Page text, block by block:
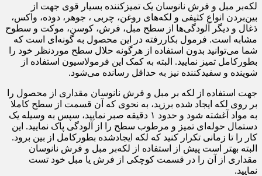
لکه‌بر مبل و فرش نانوسان یک تمیزکننده بسیار قوی جهت از
بین‌‌بردن انواع کثیفی و لکه‌های روغن، چربی ، جوهر، دوده، واکس،
ذغال و دیگر آلودگی‌ها از سطح مبل، فرش، کوسن، موکت و سطوح
مشابه است. فرمول بکاررفته در این محصول به گونه‌ای است که
شما می‌توانید بدون استفاده از هرگونه حلال سطح موردنظر خود را
بطورکامل تمیز نمایید. البته به کمک این فرمولاسیون استفاده از
شوینده و سفیدکننده نیز به حداقل رسانده می‌شود.
جهت استفاده از لکه بر مبل و فرش نانوسان مقداری از محصول را
بر روی لکه ایجاد شده برزید، به نحوی که آن قسمت از سطح کاملا
به مواد آغشته شود و حدود ۱ دقیقه صبر نمایید، سپس به وسیله یک
دستمال حوله‌ای تمیز و مرطوب سطح را از آلودگی پاک نمایید. این
کار را تا زمانی تکرار کنید که لکه ایجادشده بطورکامل از بین برود.
البته بهتر است پیش از استفاده از لکه‌بر مبل و فرش نانوسان
مقداری از آن را در قسمت کوچکی از فرش یا مبل خود تست
نمایید.